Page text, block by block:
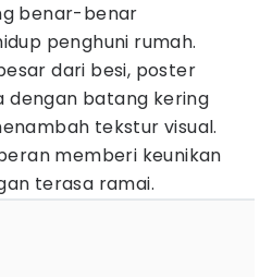
benar-benar
penghuni rumah.
dari besi, poster
dengan batang kering
tekstur visual.
memberi keunikan
terasa ramai.